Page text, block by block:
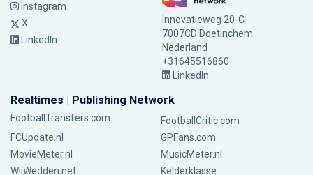
Instagram
X
LinkedIn
Innovatieweg 20-C
7007CD Doetinchem
Nederland
+31645516860
LinkedIn
Realtimes | Publishing Network
FootballTransfers.com
FootballCritic.com
FCUpdate.nl
GPFans.com
MovieMeter.nl
MusicMeter.nl
WijWedden.net
Kelderklasse